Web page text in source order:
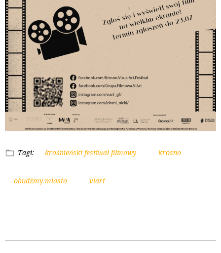
Tagi: krośnieński festiwal filmowy krosno
obudźmy miasto viart